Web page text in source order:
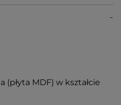
MDF) w kształcie